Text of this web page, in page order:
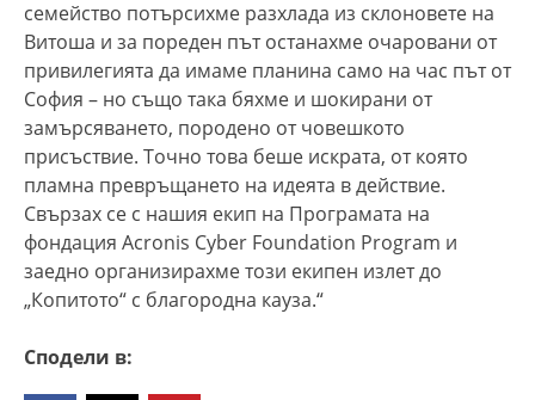
семейство потърсихме разхлада из склоновете на
Витоша и за пореден път останахме очаровани от
привилегията да имаме планина само на час път от
София – но също така бяхме и шокирани от
замърсяването, породено от човешкото
присъствие. Точно това беше искрата, от която
пламна превръщането на идеята в действие.
Свързах се с нашия екип на Програмата на
фондация Acronis Cyber Foundation Program и
заедно организирахме този екипен излет до
„Копитото“ с благородна кауза.“
Сподели в: